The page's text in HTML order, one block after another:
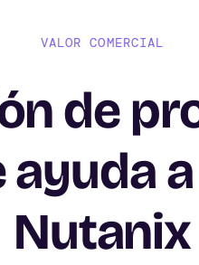
VALOR COMERCIAL
de
Nutanix